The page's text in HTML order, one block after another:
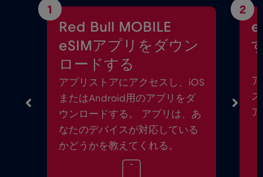
1
Red Bull MOBILE
eSIMアプリをダウン
ロードする
アプリストアにアクセスし、iOS
またはAndroid用のアプリをダ
ウンロードする。 アプリは、あ
なたのデバイスが対応している
かどうかを教えてくれる。
2